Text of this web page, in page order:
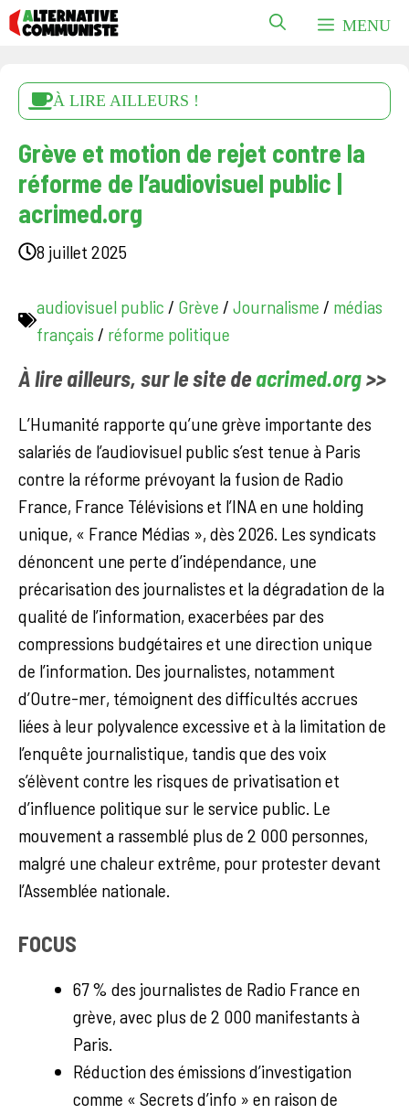
Aller
au
MENU
À LIRE AILLEURS !
Grève et motion de rejet contre la
réforme de l’audiovisuel public |
acrimed.org
8 juillet 2025
audiovisuel public / Grève / Journalisme / médias
français / réforme politique
À lire ailleurs, sur le site deacrimed.org>>
L’Humanité rapporte qu’une grève importante des
salariés de l’audiovisuel public s’est tenue à Paris
contre la réforme prévoyant la fusion de Radio
France, France Télévisions et l’INA en une holding
unique, « France Médias », dès 2026. Les syndicats
dénoncent une perte d’indépendance, une
précarisation des journalistes et la dégradation de la
qualité de l’information, exacerbées par des
compressions budgétaires et une direction unique
de l’information. Des journalistes, notamment
d’Outre-mer, témoignent des difficultés accrues
liées à leur polyvalence excessive et à la limitation de
l’enquête journalistique, tandis que des voix
s’élèvent contre les risques de privatisation et
d’influence politique sur le service public. Le
mouvement a rassemblé plus de 2 000 personnes,
malgré une chaleur extrême, pour protester devant
l’Assemblée nationale.
FOCUS
67 % des journalistes de Radio France en
grève, avec plus de 2 000 manifestants à
Paris.
Réduction des émissions d’investigation
comme « Secrets d’info » en raison de